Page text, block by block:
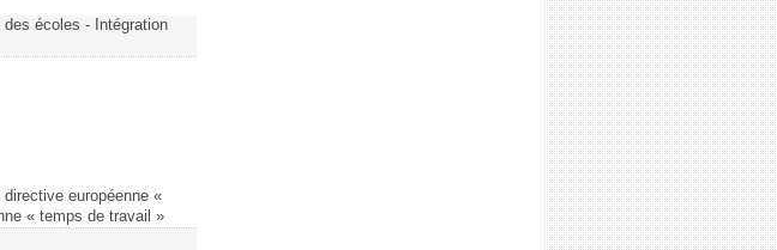
écoles - Intégration
européenne «
« temps de travail »